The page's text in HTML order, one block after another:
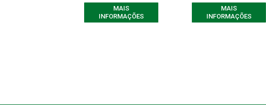
MAIS
INFORMAÇÕES
MAIS
INFORMAÇÕES